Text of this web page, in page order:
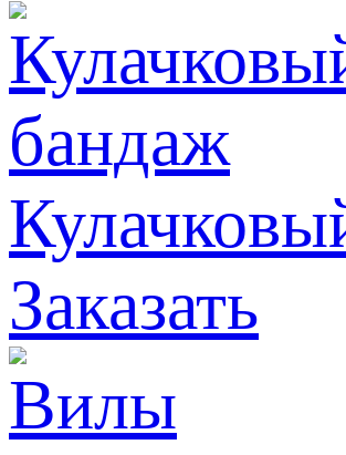
Заказать